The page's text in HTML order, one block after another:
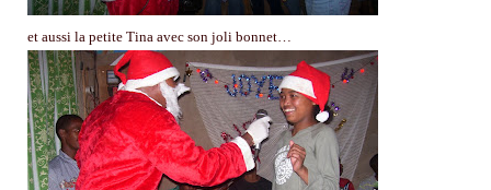
et aussi la petite Tina avec son joli bonnet…